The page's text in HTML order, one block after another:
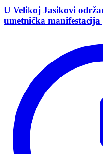
U Velikoj Jasikovi
umetnička